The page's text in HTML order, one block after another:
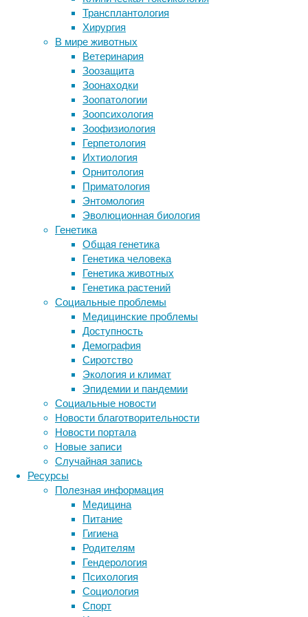
Трансплантология
Хирургия
В мире животных
Ветеринария
Зоозащита
Зоонаходки
Зоопатологии
Зоопсихология
Зоофизиология
Герпетология
Ихтиология
Орнитология
Приматология
Энтомология
Эволюционная биология
Генетика
Общая генетика
Генетика человека
Генетика животных
Генетика растений
Социальные проблемы
Медицинские проблемы
Доступность
Демография
Сиротство
Экология и климат
Эпидемии и пандемии
Социальные новости
Новости благотворительности
Новости портала
Новые записи
Случайная запись
Ресурсы
Полезная информация
Медицина
Питание
Гигиена
Родителям
Гендерология
Психология
Социология
Спорт
Вероятность
ранней
менопаузы
онкозаболеваний
зависит
от
генов,
которые
следят
за
дефектами
ДНК.
Человеческая яйцеклетка после
наступлением
женский
организм
теряет
способность
размножению
половая
перестраивается
что
зачать,
выносить
ребёнка
никакой
возможности.
подстегнули эволюцию земной жизни
Двум третям видов шмелей в Европе
предрекли угрозу исчезновения
через 40 лет
Похудеть? Легко!
Депрессия увеличивает риск
инсульта
Следите за новостями
Метки